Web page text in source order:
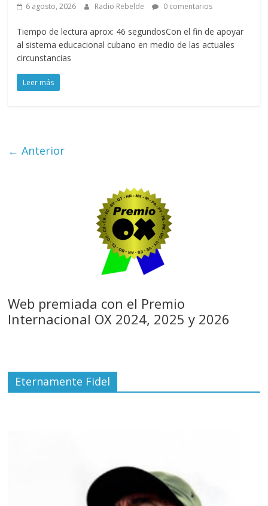
6 agosto, 2026 Radio Rebelde 0 comentarios
Tiempo de lectura aprox: 46 segundosCon el fin de apoyar
al sistema educacional cubano en medio de las actuales
circunstancias
Leer más
← Anterior
Web premiada con el Premio
Internacional OX 2024, 2025 y 2026
Eternamente Fidel